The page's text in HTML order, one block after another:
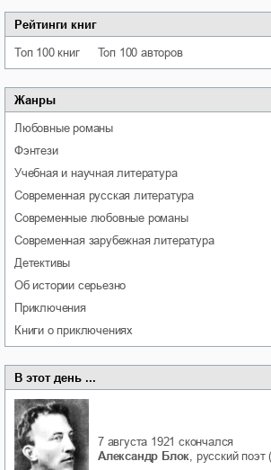
Рейтинги книг
Топ 100 книг Топ 100 авторов
Жанры
любовные романы
фэнтези
учебная и научная литература
современная русская литература
современные любовные романы
современная зарубежная литература
детективы
об истории серьезно
приключения
книги о приключениях
В этот день ...
7 августа 1921 скончался
Александр Блок , русский